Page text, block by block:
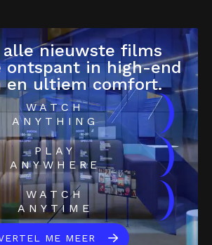
nieuwste films
in high-end
en ultiem comfort.
WATCH
ANYTHING
)
PLAY
ANYWHERE
)
WATCH
ANYTIME
)
ME MEER